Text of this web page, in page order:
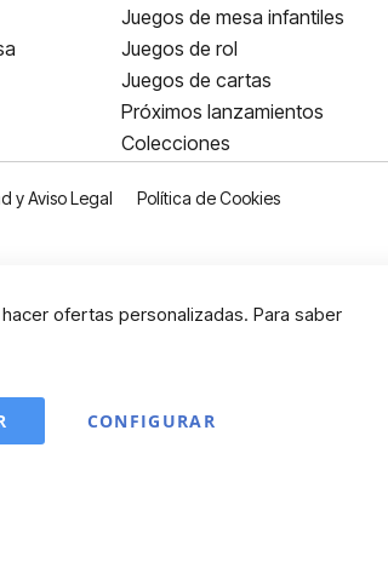
Juegos de mesa infantiles
Juegos de rol
Juegos de cartas
Próximos lanzamientos
Colecciones
y Aviso Legal Política de Cookies
ofertas personalizadas. Para saber
CONFIGURAR